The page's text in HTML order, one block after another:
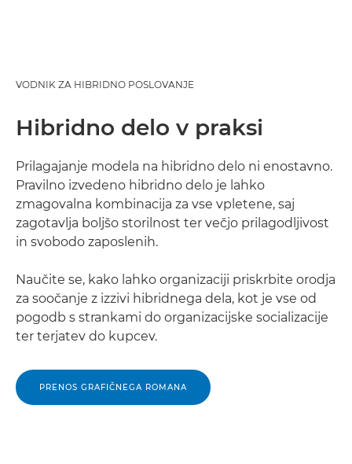
VODNIK ZA HIBRIDNO POSLOVANJE
Hibridno delo v praksi
Prilagajanje modela na hibridno delo ni enostavno.
Pravilno izvedeno hibridno delo je lahko
zmagovalna kombinacija za vse vpletene, saj
zagotavlja boljšo storilnost ter večjo prilagodljivost
in svobodo zaposlenih.
Naučite se, kako lahko organizaciji priskrbite orodja
za soočanje z izzivi hibridnega dela, kot je vse od
pogodb s strankami do organizacijske socializacije
ter terjatev do kupcev.
PRENOS GRAFIČNEGA ROMANA